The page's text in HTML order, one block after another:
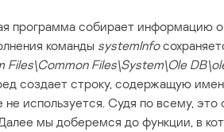
программа собирает информацию
команды systemInfo
Files\Common Files\System\Ole
создает строку, содержащую
не используется. Судя по всему,
мы доберемся до функции, в